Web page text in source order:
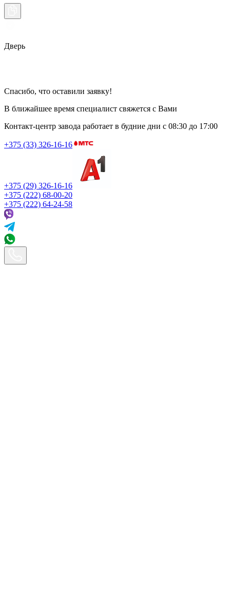
Дверь
Спасибо, что оставили заявку!
В ближайшее время специалист свяжется с Вами
Контакт-центр завода работает в будние дни с 08:30 до 17:00
+375 (33) 326-16-16
+375 (29) 326-16-16
+375 (222) 68-00-20
+375 (222) 64-24-58